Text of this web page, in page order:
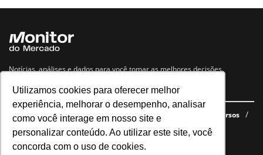
Utilizamos cookies para oferecer melhor
experiência, melhorar o desempenho, analisar
como você interage em nosso site e
personalizar conteúdo. Ao utilizar este site, você
concorda com o uso de cookies.
Notícias, análises e dados para você tomar as melhores decisões.
Navegue no site
Últimas notícias Quem somos E-books gratuitos
Cursos
Política de privacidade